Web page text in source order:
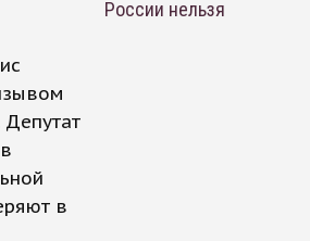
в
России нельзя